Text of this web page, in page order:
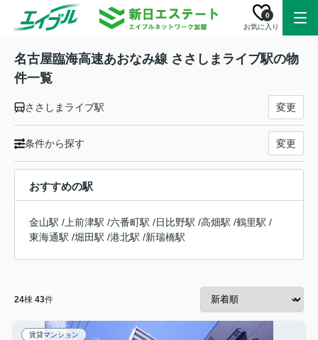
お気に入り
0
名古屋臨海高速あおなみ線 ささしまライブ駅の物
件一覧
ささしまライブ駅 変更
条件から探す 変更
おすすめの駅
金山駅 / 上前津駅 /六番町駅 /日比野駅 /高畑駅 /鶴里駅 /
東海通駅 /堀田駅 /港北駅 /新瑞橋駅
24棟 43件
賃貸マンション